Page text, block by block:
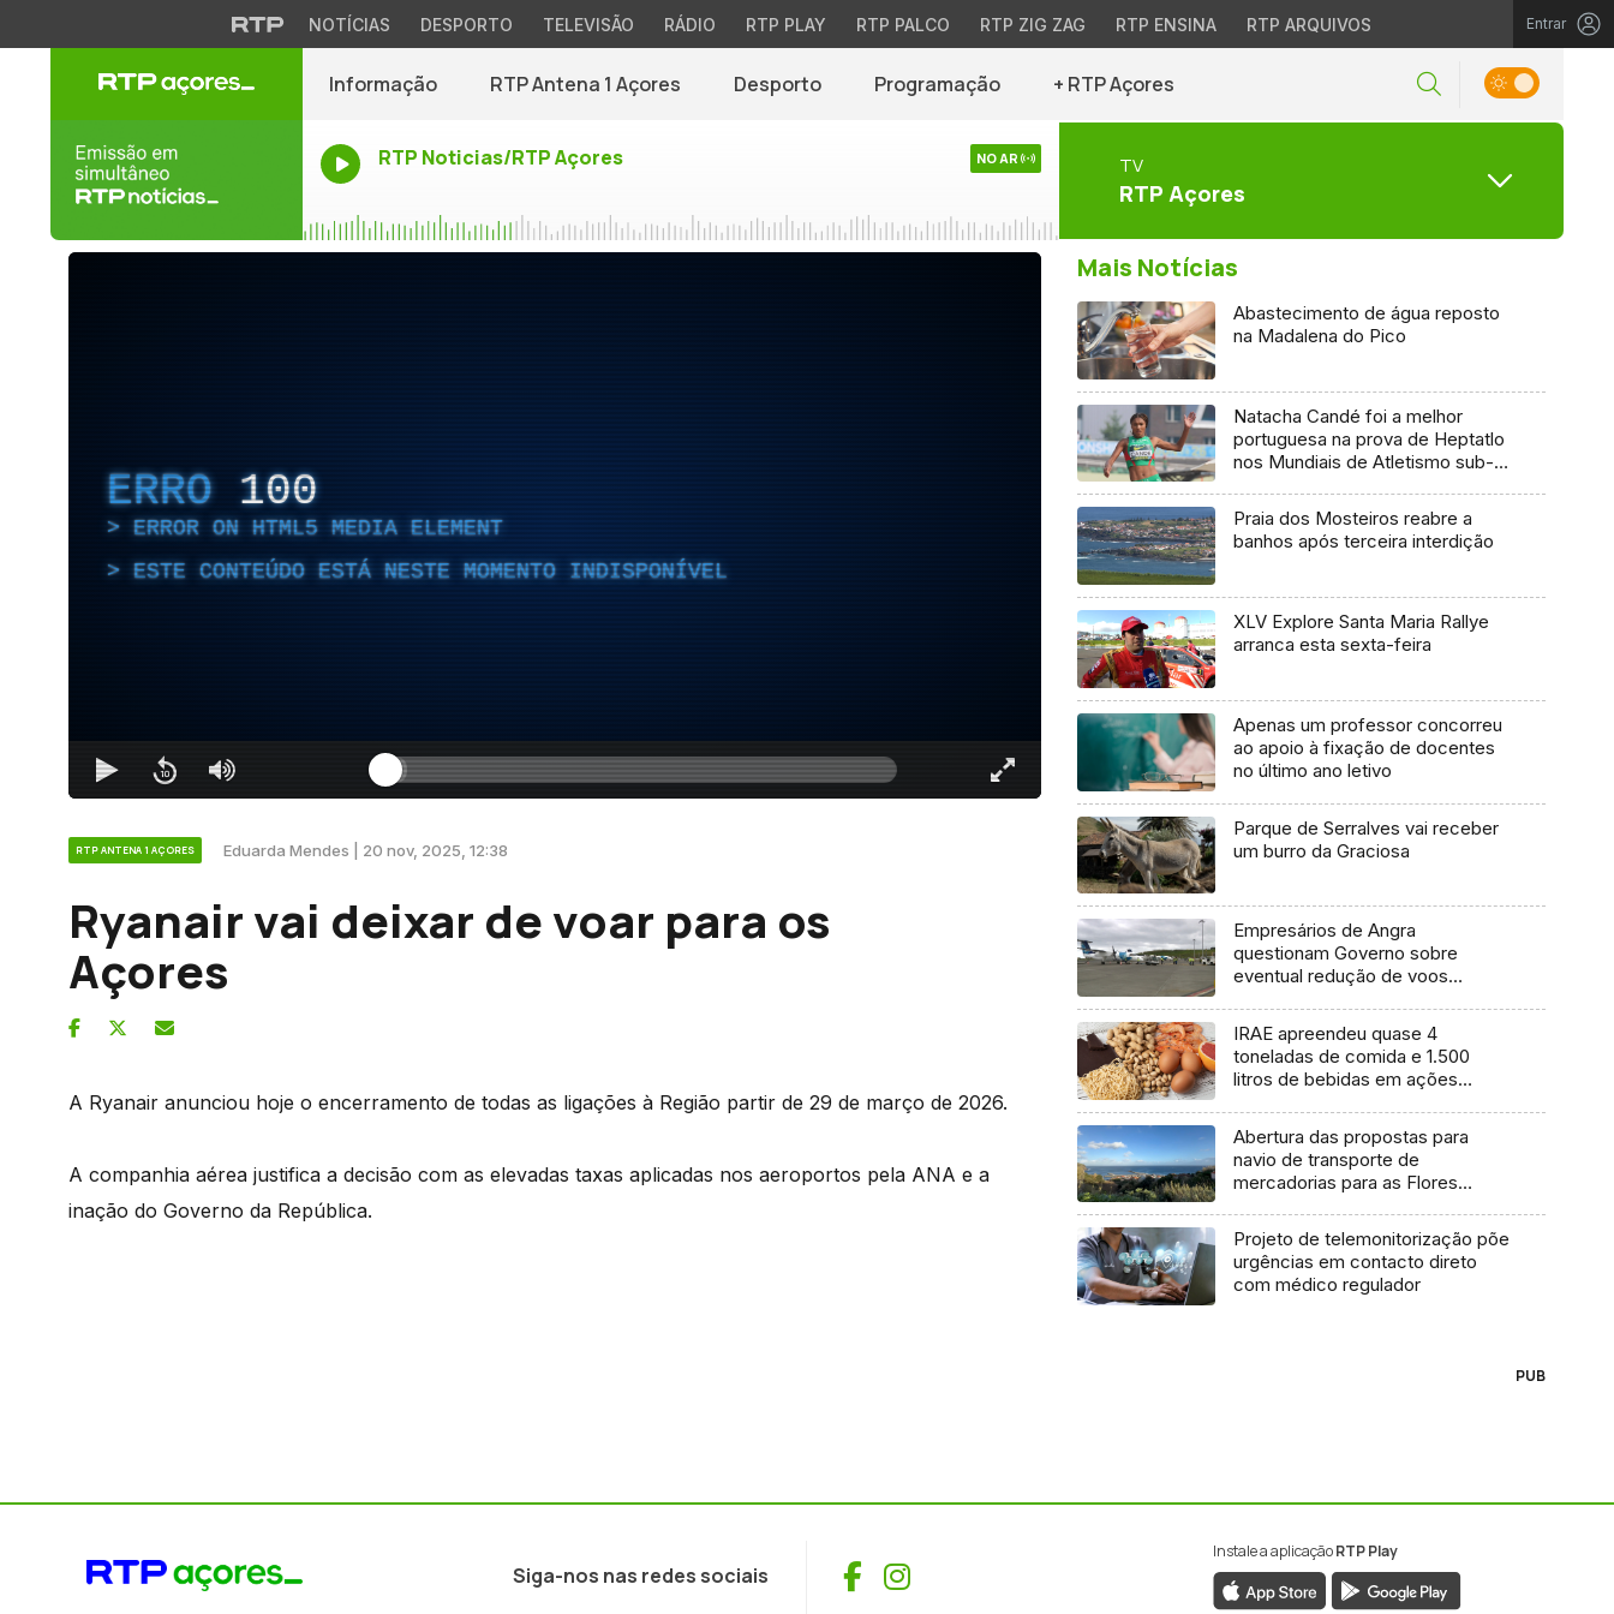
NOTÍCIAS DESPORTO TELEVISÃO RÁDIO RTP PLAY RTP PALCO RTP ZIG ZAG RTP ENSINA RTP ARQUIVOS Entrar
Informação RTP Antena 1 Açores Desporto Programação + RTP Açores
RTP Noticias/RTP Açores NO AR TV
RTP Açores
ERRO 100
ERROR ON HTML5 MEDIA ELEMENT
ESTE CONTEÚDO ESTÁ NESTE MOMENTO INDISPONÍVEL
RTP ANTENA 1 AÇORES Eduarda Mendes | 20 nov, 2025, 12:38
Ryanair vai deixar de voar para os
Açores
A Ryanair anunciou hoje o encerramento de todas as ligações à Região partir de 29 de março de 2026.
A companhia aérea justifica a decisão com as elevadas taxas aplicadas nos aeroportos pela ANA e a
inação do Governo da República.
Mais Notícias
Abastecimento de água reposto
na Madalena do Pico
Natacha Candé foi a melhor
portuguesa na prova de Heptatlo
nos Mundiais de Atletismo sub-
Praia dos Mosteiros reabre a
banhos após terceira interdição
XLV Explore Santa Maria Rallye
arranca esta sexta-feira
Apenas um professor concorreu
ao apoio à fixação de docentes
no último ano letivo
Parque de Serralves vai receber
um burro da Graciosa
Empresários de Angra
questionam Governo sobre
eventual redução de voos
IRAE apreendeu quase 4
toneladas de comida e 1.500
litros de bebidas em ações
Abertura das propostas para
navio de transporte de
mercadorias para as Flores
Projeto de telemonitorização põe
urgências em contacto direto
com médico regulador
PUB
Siga-nos nas redes sociais Facebook
Instagram
Instale a aplicaçãoRTP Play